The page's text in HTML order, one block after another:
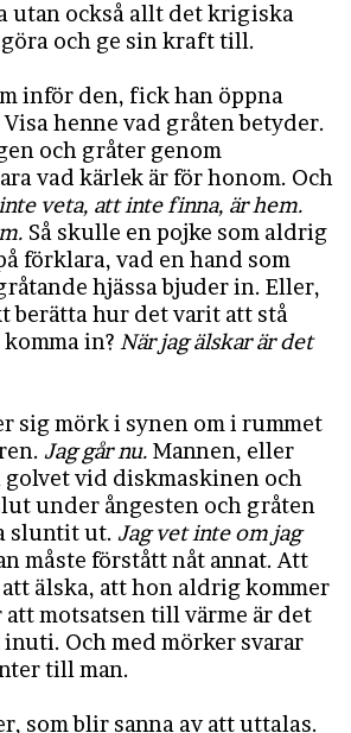
utan också allt det krigiska
och ge sin kraft till.
inför den, fick han öppna
Visa henne vad gråten betyder.
och gråter genom
vad kärlek är för honom. Och
veta, att inte finna, är hem.
Så skulle en pojke som aldrig
förklara, vad en hand som
hjässa bjuder in. Eller,
berätta hur det varit att stå
in? När jag älskar är det
sig mörk i synen om i rummet
Jag går nu. Mannen, eller
vid diskmaskinen och
under ångesten och gråten
sluntit ut. Jag vet inte om jag
måste förstått nåt annat. Att
älska, att hon aldrig kommer
motsatsen till värme är det
Och med mörker svarar
till man.
som blir sanna av att uttalas.